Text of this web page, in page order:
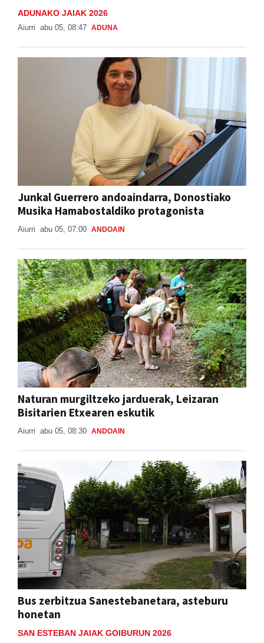
ADUNAKO JAIAK 2026
Aiurri abu 05, 08:47 ADUNA
Junkal Guerrero andoaindarra, Donostiako
Musika Hamabostaldiko protagonista
Aiurri abu 05, 07:00 ANDOAIN
Naturan murgiltzeko jarduerak, Leizaran
Bisitarien Etxearen eskutik
Aiurri abu 05, 08:30 ANDOAIN
Bus zerbitzua Sanestebanetara, asteburu
honetan
SAN ESTEBAN JAIAK GOIBURUN 2026